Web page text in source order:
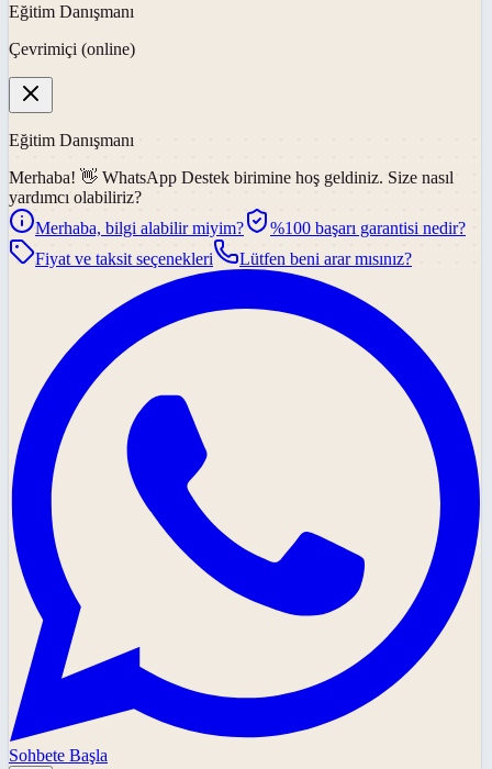
Eğitim Danışmanı
Çevrimiçi (online)
Eğitim Danışmanı
Merhaba! 👋 WhatsApp Destek birimine hoş geldiniz. Size nasıl
yardımcı olabiliriz?
Merhaba, bilgi alabilir miyim?
%100 başarı garantisi nedir?
Fiyat ve taksit seçenekleri
Lütfen beni arar mısınız?
Sohbete Başla